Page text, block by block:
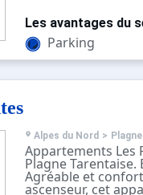
Cuisine avec
plaques
bains et Wc
est dans la
La résidence :
chemin piéton.
proximité
Le quartier :
L'Observatoire est
Les avantages du
Parking
Alpes du Nord >
Appartements Les
Plagne Tarentaise.
Agréable et
ascenseur, cet